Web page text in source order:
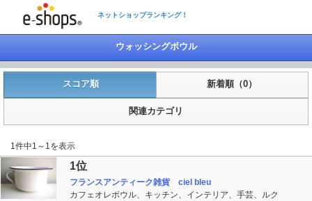
ネットショップランキング！
ウォッシングボウル
スコア順 新着順（0）
関連カテゴリ
1件中1～1を表示
1位
フランスアンティーク雑貨 ciel bleu
カフェオレボウル、キッチン、インテリア、手芸、ルク